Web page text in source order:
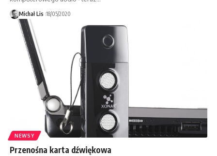
Michał Lis 18/05/2020
NEWSY
Przenośna karta dźwiękowa